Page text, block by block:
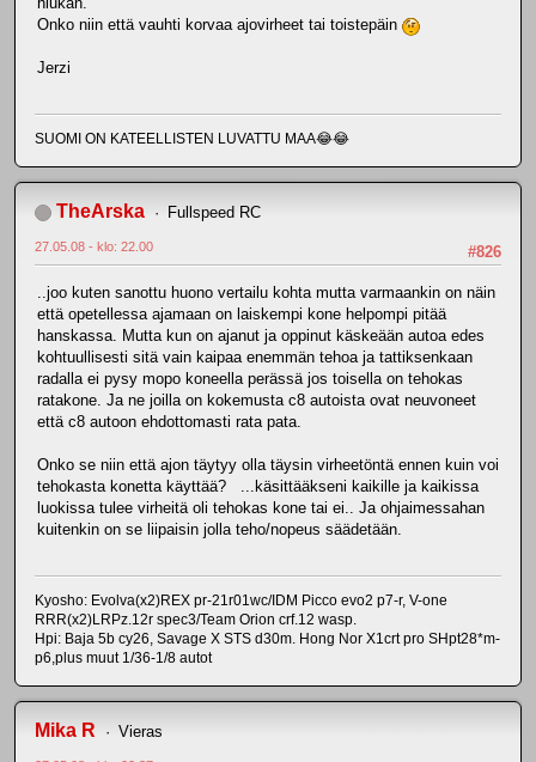
Onko niin että vauhti korvaa ajovirheet tai toistepäin
Jerzi
SUOMI ON KATEELLISTEN LUVATTU MAA😂😂
TheArska Fullspeed RC
#826
27.05.08 - klo: 22.00
..joo kuten sanottu huono vertailu kohta mutta varmaankin on näin
että opetellessa ajamaan on laiskempi kone helpompi pitää
hanskassa. Mutta kun on ajanut ja oppinut käskeään autoa edes
kohtuullisesti sitä vain kaipaa enemmän tehoa ja tattiksenkaan
radalla ei pysy mopo koneella perässä jos toisella on tehokas
ratakone. Ja ne joilla on kokemusta c8 autoista ovat neuvoneet
että c8 autoon ehdottomasti rata pata.
Onko se niin että ajon täytyy olla täysin virheetöntä ennen kuin voi
tehokasta konetta käyttää? ...käsittääkseni kaikille ja kaikissa
luokissa tulee virheitä oli tehokas kone tai ei.. Ja ohjaimessahan
kuitenkin on se liipaisin jolla teho/nopeus säädetään.
Kyosho: Evolva(x2)REX pr-21r01wc/IDM Picco evo2 p7-r, V-one
RRR(x2)LRPz.12r spec3/Team Orion crf.12 wasp.
Hpi: Baja 5b cy26, Savage X STS d30m. Hong Nor X1crt pro SHpt28*m-
p6,plus muut 1/36-1/8 autot
Mika R Vieras